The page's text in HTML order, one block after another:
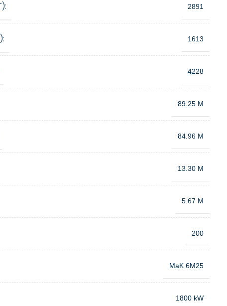
2891
1613
4228
89.25 M
84.96 M
13.30 M
5.67 M
200
MaK 6M25
1800 kW